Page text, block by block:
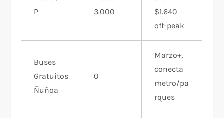
P
3.000
$1.640
off-peak
Buses
Gratuitos
Ñuñoa
0 ​
Marzo+,
conecta
metro/pa
rques